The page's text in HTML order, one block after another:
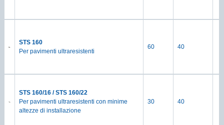
STS 160
Per pavimenti ultraresistenti
60 40
STS 160/16 / STS 160/22
Per pavimenti ultraresistenti con minime
altezze di installazione
30 40